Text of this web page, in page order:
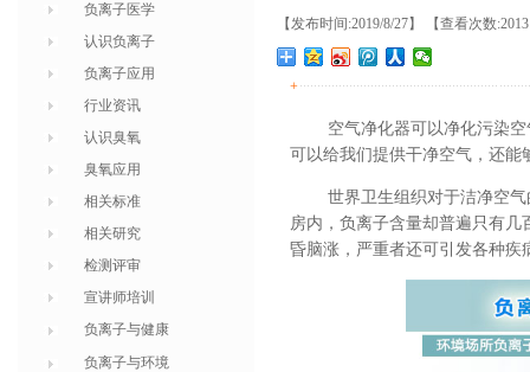
负离子医学
认识负离子
负离子应用
行业资讯
认识臭氧
臭氧应用
相关标准
相关研究
检测评审
宣讲师培训
负离子与健康
负离子与环境
【发布时间:2019/8/27】 【查看次数
+
空气净化器可以净化污染空
可以给我们提供干净空气 ， 还能
世界卫生组织对于洁净空
房内，负离子含量却普遍只有
昏脑涨，严重者还可引发各种疾